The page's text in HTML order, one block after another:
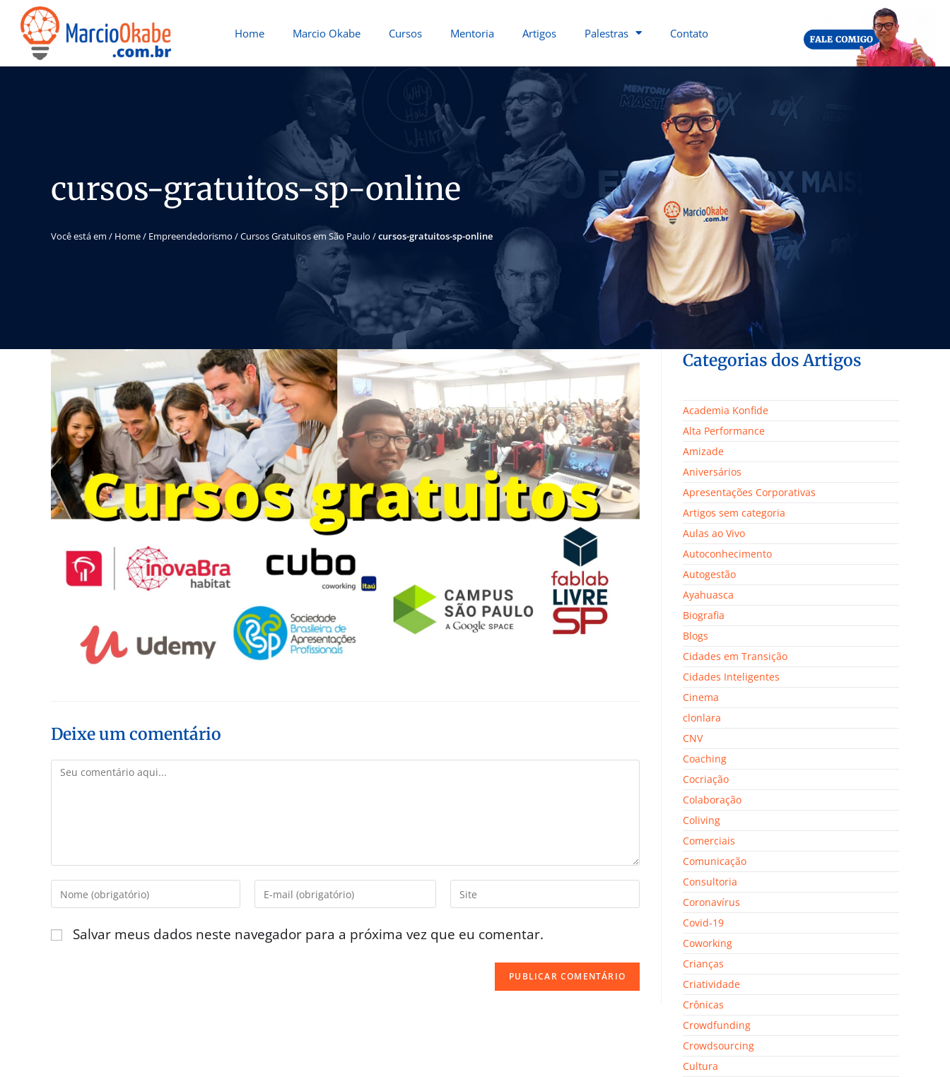
Home Marcio Okabe Cursos Mentoria Artigos Palestras Contato
cursos-gratuitos-sp-online
Você está em / Home/ Empreendedorismo /Cursos Gratuitos em São Paulo /cursos-gratuitos-sp-online
Deixe um comentário
Salvar meus dados neste navegador para a próxima vez que eu comentar.
Categorias dos Artigos
Academia Konfide
Alta Performance
Amizade
Aniversários
Apresentações Corporativas
Artigos sem categoria
Aulas ao Vivo
Autoconhecimento
Autogestão
Ayahuasca
Biografia
Blogs
Cidades em Transição
Cidades Inteligentes
Cinema
clonlara
CNV
Coaching
Cocriação
Colaboração
Coliving
Comerciais
Comunicação
Consultoria
Coronavírus
Covid-19
Coworking
Crianças
Criatividade
Crônicas
Crowdfunding
Crowdsourcing
Cultura